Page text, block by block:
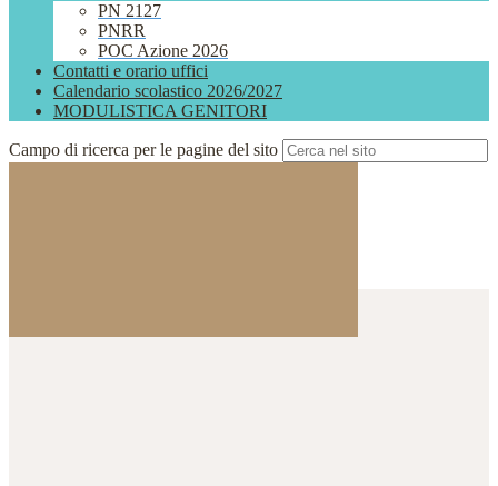
PN 2127
PNRR
POC Azione 2026
Contatti e orario uffici
Calendario scolastico 2026/2027
MODULISTICA GENITORI
Campo di ricerca per le pagine del sito